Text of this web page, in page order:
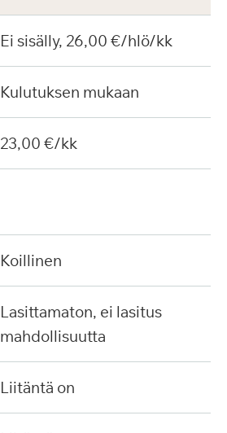
Ei sisälly, 26,00 €/hlö/kk
Kulutuksen mukaan
23,00 €/kk
koillinen
lasittamaton, ei lasitus
mahdollisuutta
liitäntä on